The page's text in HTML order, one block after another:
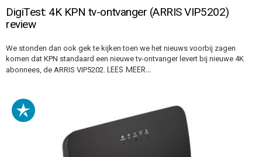
DigiTest: 4K KPN tv-ontvanger (ARRIS VIP5202)
review
We stonden dan ook gek te kijken toen we het nieuws voorbij zagen
komen dat KPN standaard een nieuwe tv-ontvanger levert bij nieuwe 4K
abonnees, de ARRIS VIP5202. LEES MEER…